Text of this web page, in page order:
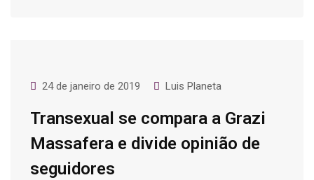
24 de janeiro de 2019 Luis Planeta
Transexual se compara a Grazi
Massafera e divide opinião de
seguidores